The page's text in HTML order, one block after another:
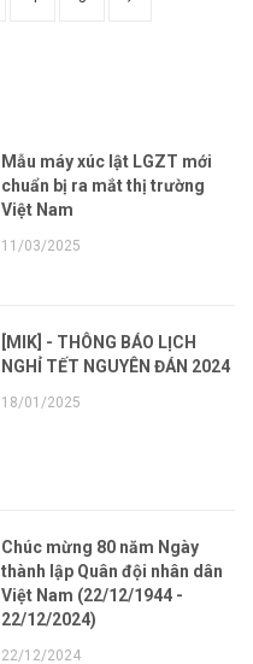
Mẫu máy xúc lật LGZT mới
chuẩn bị ra mắt thị trường
Việt Nam
11/03/2025
[MIK] - THÔNG BÁO LỊCH
NGHỈ TẾT NGUYÊN ĐÁN 2024
18/01/2025
Chúc mừng 80 năm Ngày
thành lập Quân đội nhân dân
Việt Nam (22/12/1944 -
22/12/2024)
22/12/2024